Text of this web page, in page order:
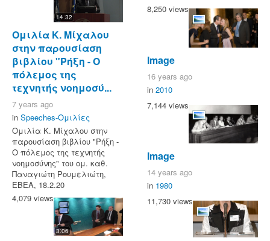
14:32
Ομιλία Κ. Μίχαλου
στην παρουσίαση
βιβλίου "Ρήξη - Ο
πόλεμος της
τεχνητής νοημοσύ...
7 years ago
in Speeches-Ομιλίες
Ομιλία Κ. Μίχαλου στην
παρουσίαση βιβλίου "Ρήξη -
Ο πόλεμος της τεχνητής
νοημοσύνης" του ομ. καθ.
Παναγιώτη Ρουμελιώτη,
EBEA, 18.2.20
4,079 views
3:06
8,250 views
Image
16 years ago
in 2010
7,144 views
Image
14 years ago
in 1980
11,730 views